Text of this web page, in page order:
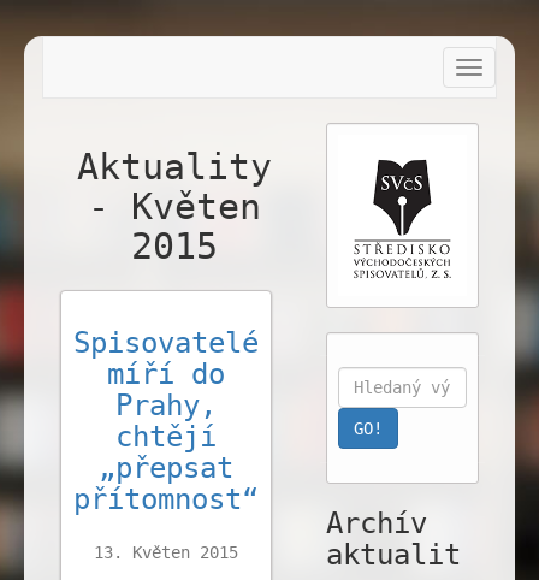
Toggle
Aktuality
- Květen
2015
Spisovatelé
míří do
Prahy,
chtějí
„přepsat
přítomnost“
13. Květen 2015
Archív
aktualit